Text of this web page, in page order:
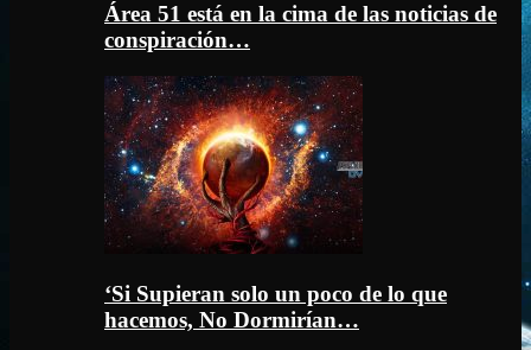
Área 51 está en la cima de las noticias de
conspiración…
‘Si Supieran solo un poco de lo que
hacemos, No Dormirían…